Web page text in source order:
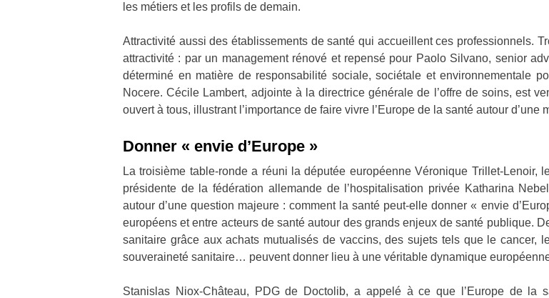
les métiers et les profils de demain.
Attractivité aussi des établissements de santé qui accueillent ces professionnels.
attractivité : par un management rénové et repensé pour Paolo Silvano, senior
déterminé en matière de responsabilité sociale, sociétale et environnementale
Nocere. Cécile Lambert, adjointe à la directrice générale de l’offre de soins, est
ouvert à tous, illustrant l’importance de faire vivre l’Europe de la santé autour
Donner « envie d’Europe »
La troisième table-ronde a réuni la députée européenne Véronique Trillet-Lenoir,
présidente de la fédération allemande de l’hospitalisation privée Katharina
autour d’une question majeure : comment la santé peut-elle donner « envie
européens et entre acteurs de santé autour des grands enjeux de santé publique.
sanitaire grâce aux achats mutualisés de vaccins, des sujets tels que le cancer,
souveraineté sanitaire… peuvent donner lieu à une véritable dynamique
Stanislas Niox-Château, PDG de Doctolib, a appelé à ce que l’Europe de la